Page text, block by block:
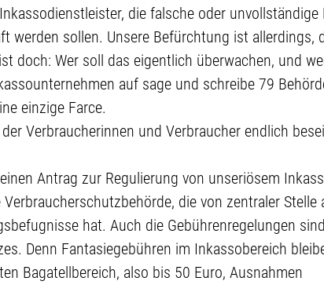
die falsche oder unvollständige
werden sollen. Unsere Befürchtung ist allerdings,
doch: Wer soll das eigentlich überwachen, und
auf sage und schreibe 79
einzige Farce.
Verbraucherinnen und Verbraucher endlich
Antrag zur Regulierung von unseriösem
die von zentraler Stelle
hat. Auch die Gebührenregelungen
Denn Fantasiegebühren im Inkassobereich
Bagatellbereich, also bis 50 Euro, Ausnahmen